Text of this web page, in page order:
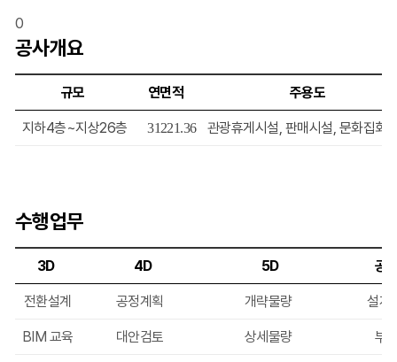
0
공사개요
규모 연면적 주용도
지하4층~지상26층 31221.36 관광휴게시설, 판매시설, 문화집회
수행업무
3D 4D 5D 공
전환설계 공정계획 개략물량 설계
BIM 교육 대안검토 상세물량 부